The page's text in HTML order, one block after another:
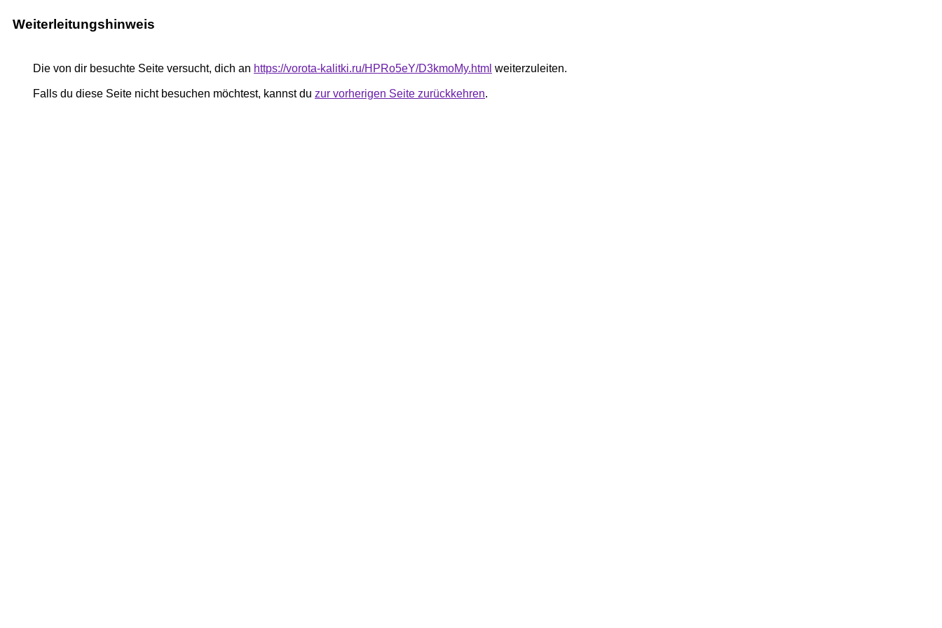
Weiterleitungshinweis
Die von dir besuchte Seite versucht, dich an https://vorota-kalitki.ru/HPRo5eY/D3kmoMy.html weiterzuleiten.
Falls du diese Seite nicht besuchen möchtest, kannst du zur vorherigen Seite zurückkehren.